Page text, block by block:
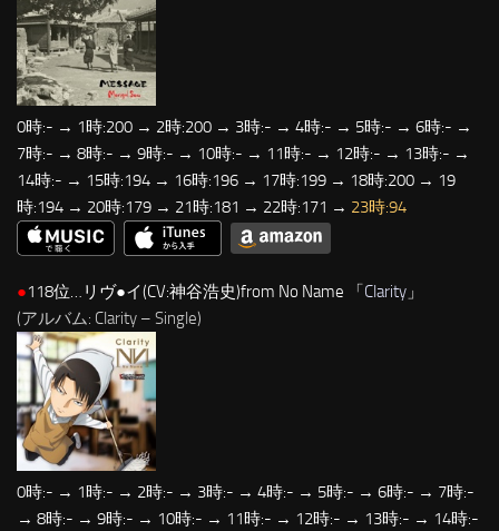
0時:- → 1時:200 → 2時:200 → 3時:- → 4時:- → 5時:- → 6時:- →
7時:- → 8時:- → 9時:- → 10時:- → 11時:- → 12時:- → 13時:- →
14時:- → 15時:194 → 16時:196 → 17時:199 → 18時:200 → 19
時:194 → 20時:179 → 21時:181 → 22時:171 → 23時:94
●118位…リヴ●イ(CV:神谷浩史)from No Name 「Clarity 」
(アルバム: Clarity – Single)
0時:- → 1時:- → 2時:- → 3時:- → 4時:- → 5時:- → 6時:- → 7時:-
→ 8時:- → 9時:- → 10時:- → 11時:- → 12時:- → 13時:- → 14時:-